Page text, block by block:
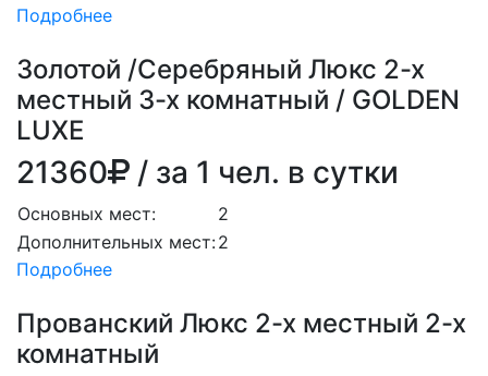
Подробнее
Золотой /Серебряный Люкс 2-х
местный 3-х комнатный / GOLDEN
LUXE
21360 / за 1 чел. в сутки
Основных мест:
2
Дополнительных мест:2
Подробнее
Прованский Люкс 2-х местный 2-х
комнатный